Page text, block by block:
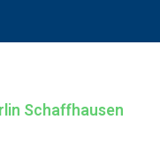
Schaffhausen